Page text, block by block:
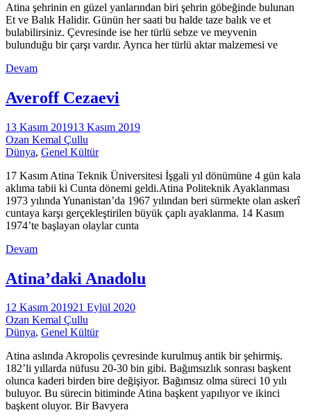
Atina şehrinin en güzel yanlarından biri şehrin göbeğinde bulunan
Et ve Balık Halidir. Günün her saati bu halde taze balık ve et
bulabilirsiniz. Çevresinde ise her türlü sebze ve meyvenin
bulunduğu bir çarşı vardır. Ayrıca her türlü aktar malzemesi ve
Devam
Averoff Cezaevi
13 Kasım 201913 Kasım 2019
Ozan Kemal Çullu
Dünya, Genel Kültür
17 Kasım Atina Teknik Üniversitesi İşgali yıl dönümüne 4 gün kala
aklıma tabii ki Cunta dönemi geldi.Atina Politeknik Ayaklanması
1973 yılında Yunanistan’da 1967 yılından beri sürmekte olan askerî
cuntaya karşı gerçekleştirilen büyük çaplı ayaklanma. 14 Kasım
1974’te başlayan olaylar cunta
Devam
Atina’daki Anadolu
12 Kasım 201921 Eylül 2020
Ozan Kemal Çullu
Dünya, Genel Kültür
Atina aslında Akropolis çevresinde kurulmuş antik bir şehirmiş.
182’li yıllarda nüfusu 20-30 bin gibi. Bağımsızlık sonrası başkent
olunca kaderi birden bire değişiyor. Bağımsız olma süreci 10 yılı
buluyor. Bu sürecin bitiminde Atina başkent yapılıyor ve ikinci
başkent oluyor. Bir Bavyera